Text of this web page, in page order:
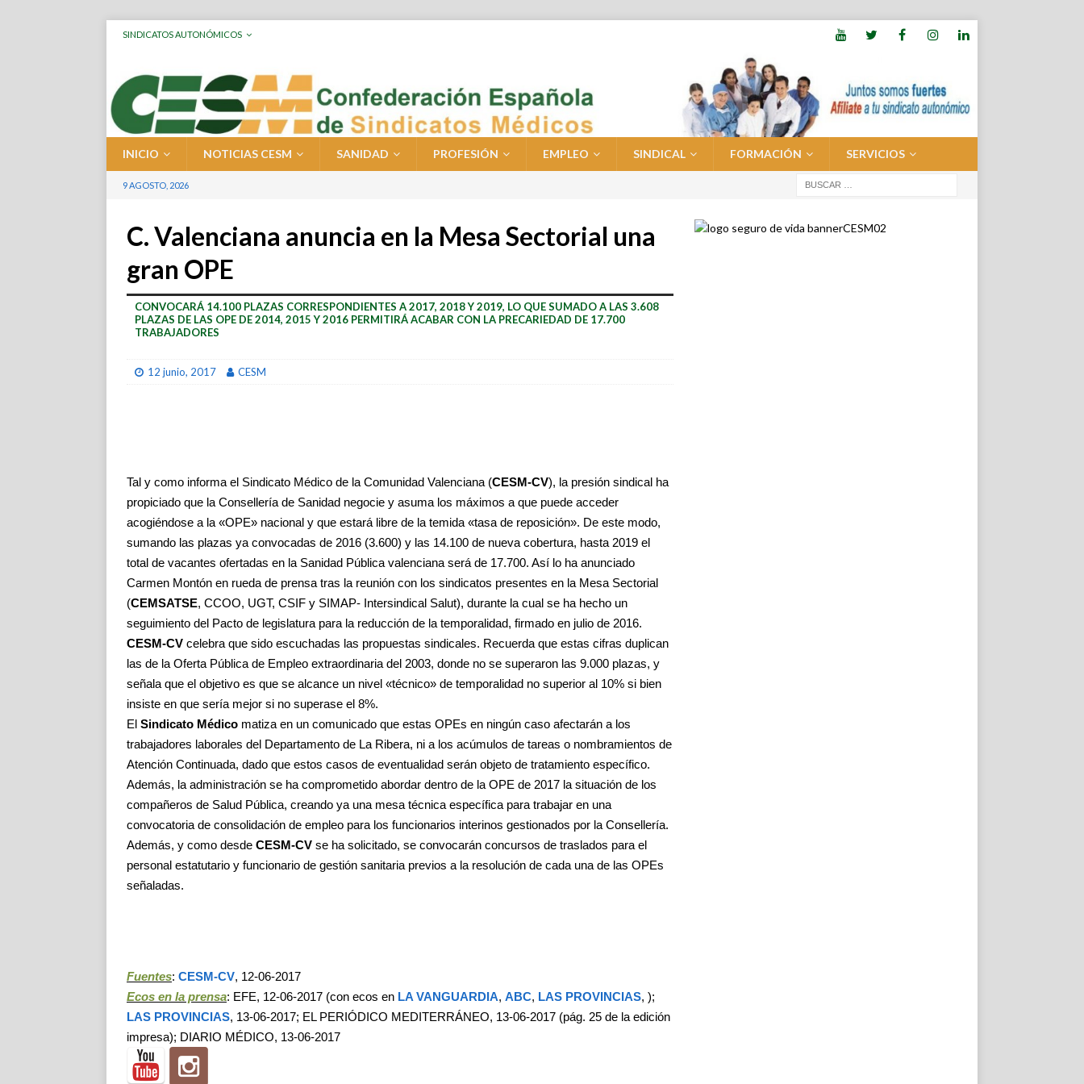
SINDICATOS AUTONÓMICOS
INICIO NOTICIAS CESM SANIDAD PROFESIÓN EMPLEO SINDICAL FORMACIÓN SERVICIOS
9 AGOSTO, 2026
C. Valenciana anuncia en la Mesa Sectorial una
gran OPE
CONVOCARÁ 14.100 PLAZAS CORRESPONDIENTES A 2017, 2018 Y 2019, LO QUE SUMADO A LAS 3.608
PLAZAS DE LAS OPE DE 2014, 2015 Y 2016 PERMITIRÁ ACABAR CON LA PRECARIEDAD DE 17.700
TRABAJADORES
12 junio, 2017 CESM
Tal y como informa el Sindicato Médico de la Comunidad Valenciana (CESM-CV), la presión sindical ha
propiciado que la Consellería de Sanidad negocie y asuma los máximos a que puede acceder
acogiéndose a la «OPE» nacional y que estará libre de la temida «tasa de reposición». De este modo,
sumando las plazas ya convocadas de 2016 (3.600) y las 14.100 de nueva cobertura, hasta 2019 el
total de vacantes ofertadas en la Sanidad Pública valenciana será de 17.700. Así lo ha anunciado
Carmen Montón en rueda de prensa tras la reunión con los sindicatos presentes en la Mesa Sectorial
(CEMSATSE, CCOO, UGT, CSIF y SIMAP- Intersindical Salut), durante la cual se ha hecho un
seguimiento del Pacto de legislatura para la reducción de la temporalidad, firmado en julio de 2016.
CESM-CV celebra que sido escuchadas las propuestas sindicales. Recuerda que estas cifras duplican
las de la Oferta Pública de Empleo extraordinaria del 2003, donde no se superaron las 9.000 plazas, y
señala que el objetivo es que se alcance un nivel «técnico» de temporalidad no superior al 10% si bien
insiste en que sería mejor si no superase el 8%.
El Sindicato Médico matiza en un comunicado que estas OPEs en ningún caso afectarán a los
trabajadores laborales del Departamento de La Ribera, ni a los acúmulos de tareas o nombramientos de
Atención Continuada, dado que estos casos de eventualidad serán objeto de tratamiento específico.
Además, la administración se ha comprometido abordar dentro de la OPE de 2017 la situación de los
compañeros de Salud Pública, creando ya una mesa técnica específica para trabajar en una
convocatoria de consolidación de empleo para los funcionarios interinos gestionados por la Consellería.
Además, y como desde CESM-CV se ha solicitado, se convocarán concursos de traslados para el
personal estatutario y funcionario de gestión sanitaria previos a la resolución de cada una de las OPEs
señaladas.
Fuentes: CESM-CV, 12-06-2017
Ecos en la prensa: EFE, 12-06-2017 (con ecos en LA VANGUARDIA, ABC, LAS PROVINCIAS, );
LAS PROVINCIAS, 13-06-2017; EL PERIÓDICO MEDITERRÁNEO, 13-06-2017 (pág. 25 de la edición
impresa); DIARIO MÉDICO, 13-06-2017